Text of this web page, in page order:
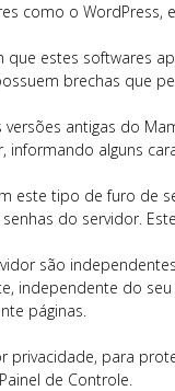
como o WordPress,
estes softwares
brechas que
versões antigas do
informando alguns
este tipo de furo de
do servidor.
são
independente do
páginas.
privacidade, para
de Controle.